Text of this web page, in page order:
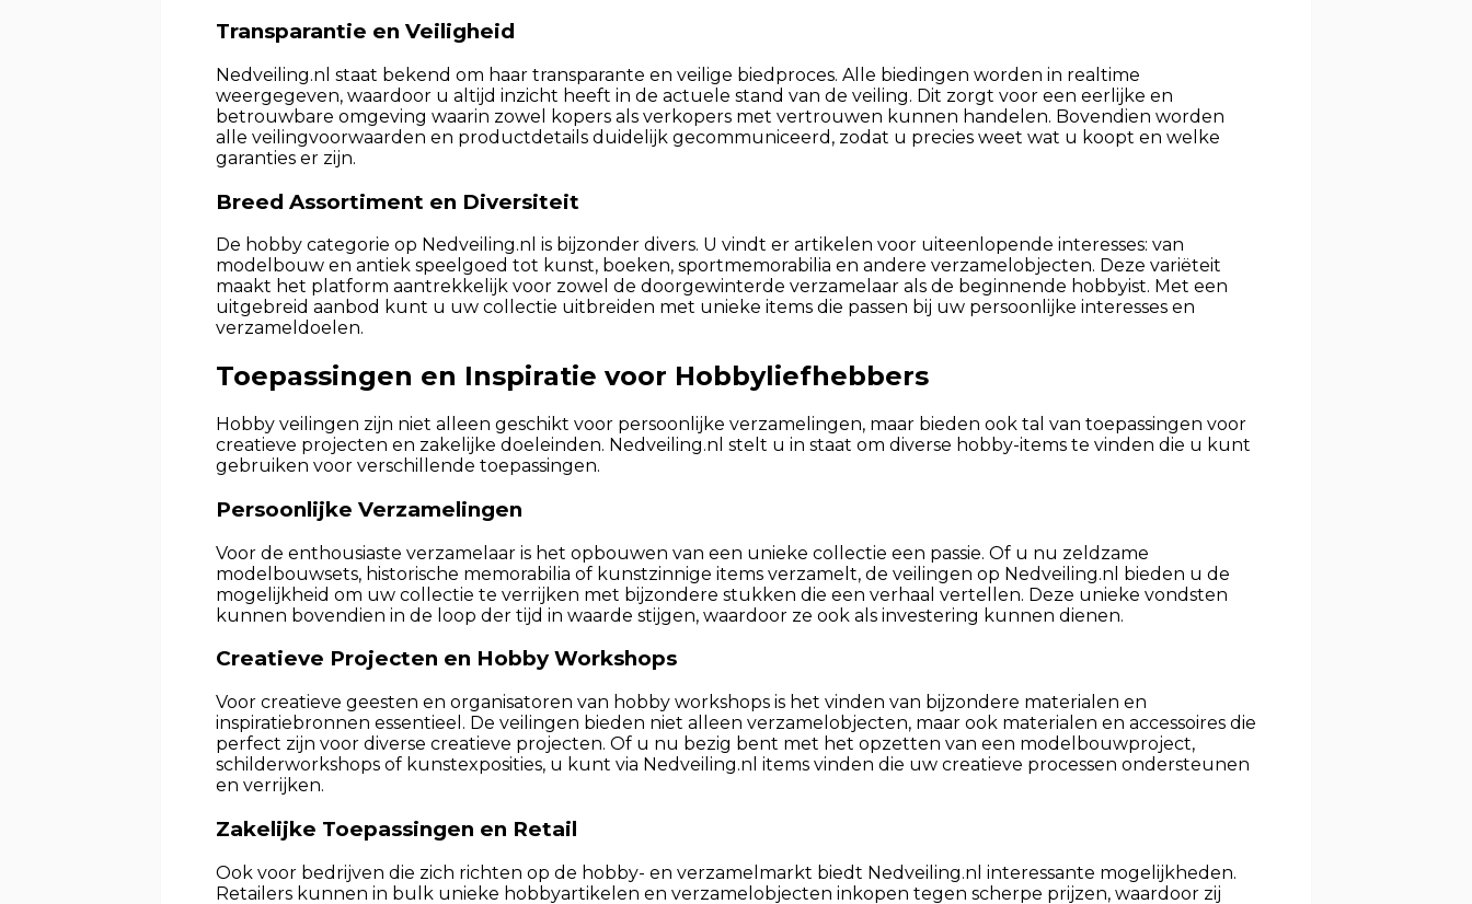
Transparantie en Veiligheid
Nedveiling.nl staat bekend om haar transparante en veilige biedproces. Alle biedingen worden in realtime
weergegeven, waardoor u altijd inzicht heeft in de actuele stand van de veiling. Dit zorgt voor een eerlijke en
betrouwbare omgeving waarin zowel kopers als verkopers met vertrouwen kunnen handelen. Bovendien worden
alle veilingvoorwaarden en productdetails duidelijk gecommuniceerd, zodat u precies weet wat u koopt en welke
garanties er zijn.
Breed Assortiment en Diversiteit
De hobby categorie op Nedveiling.nl is bijzonder divers. U vindt er artikelen voor uiteenlopende interesses: van
modelbouw en antiek speelgoed tot kunst, boeken, sportmemorabilia en andere verzamelobjecten. Deze variëteit
maakt het platform aantrekkelijk voor zowel de doorgewinterde verzamelaar als de beginnende hobbyist. Met een
uitgebreid aanbod kunt u uw collectie uitbreiden met unieke items die passen bij uw persoonlijke interesses en
verzameldoelen.
Toepassingen en Inspiratie voor Hobbyliefhebbers
Hobby veilingen zijn niet alleen geschikt voor persoonlijke verzamelingen, maar bieden ook tal van toepassingen voor
creatieve projecten en zakelijke doeleinden. Nedveiling.nl stelt u in staat om diverse hobby-items te vinden die u kunt
gebruiken voor verschillende toepassingen.
Persoonlijke Verzamelingen
Voor de enthousiaste verzamelaar is het opbouwen van een unieke collectie een passie. Of u nu zeldzame
modelbouwsets, historische memorabilia of kunstzinnige items verzamelt, de veilingen op Nedveiling.nl bieden u de
mogelijkheid om uw collectie te verrijken met bijzondere stukken die een verhaal vertellen. Deze unieke vondsten
kunnen bovendien in de loop der tijd in waarde stijgen, waardoor ze ook als investering kunnen dienen.
Creatieve Projecten en Hobby Workshops
Voor creatieve geesten en organisatoren van hobby workshops is het vinden van bijzondere materialen en
inspiratiebronnen essentieel. De veilingen bieden niet alleen verzamelobjecten, maar ook materialen en accessoires die
perfect zijn voor diverse creatieve projecten. Of u nu bezig bent met het opzetten van een modelbouwproject,
schilderworkshops of kunstexposities, u kunt via Nedveiling.nl items vinden die uw creatieve processen ondersteunen
en verrijken.
Zakelijke Toepassingen en Retail
Ook voor bedrijven die zich richten op de hobby- en verzamelmarkt biedt Nedveiling.nl interessante mogelijkheden.
Retailers kunnen in bulk unieke hobbyartikelen en verzamelobjecten inkopen tegen scherpe prijzen, waardoor zij